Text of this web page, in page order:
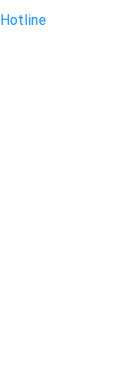
Hotline